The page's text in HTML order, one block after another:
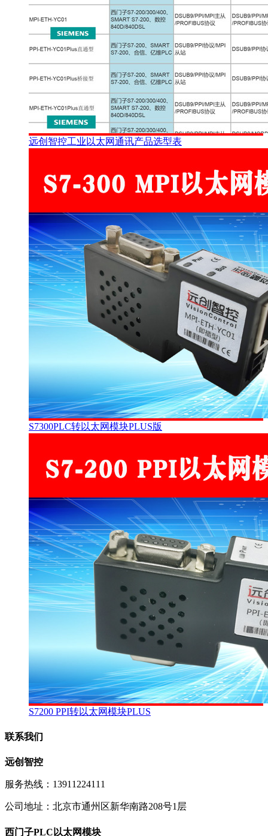
远创智控工业以太网通讯产品选型表
S7300PLC转以太网模块PLUS版
S7200 PPI转以太网模块PLUS
联系我们
远创智控
服务热线：13911224111
公司地址：北京市通州区新华南路208号1层
西门子PLC以太网模块